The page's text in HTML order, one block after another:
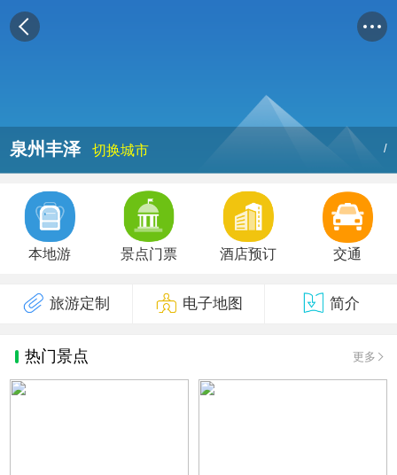
泉州丰泽 切换城市 /
本地游 景点门票 酒店预订 交通
旅游定制 电子地图 简介
热门景点 更多